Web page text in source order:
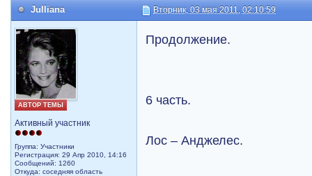
Julliana Вторник, 03 мая 2011, 02:10:59
АВТОР ТЕМЫ
Активный участник
Группа: Участники
Регистрация: 29 Апр 2010, 14:16
Сообщений: 1260
Откуда: соседняя область
Продолжение.
6 часть.
Лос – Анджелес.